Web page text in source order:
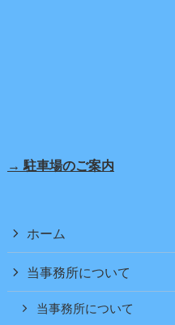
→ 駐車場のご案内
ホーム
当事務所について
当事務所について